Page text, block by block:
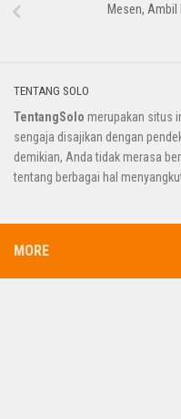
Mesen, Ambil
TENTANG SOLO
TentangSolo merupakan situs
sengaja disajikan dengan
demikian, Anda tidak merasa
tentang berbagai hal
MORE